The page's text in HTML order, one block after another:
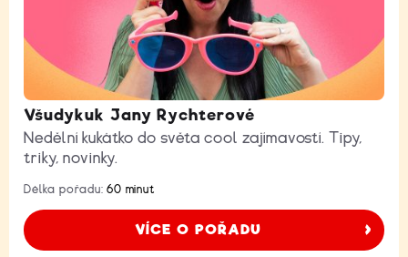
Všudykuk Jany Rychterové
Nedělní kukátko do světa cool zajímavostí. Tipy,
triky, novinky.
Délka pořadu:60 minut
VÍCE O POŘADU